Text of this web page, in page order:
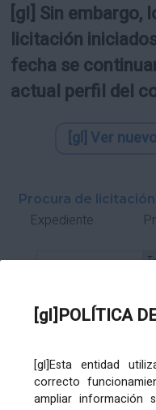
[gl]POLÍTICA
[gl]Esta entidad
correcto
ampliar información
[gl] Sin embargo,
licitación
fecha se
actual perfil del
[gl] Ver
Procura de
Expediente
Órgano de